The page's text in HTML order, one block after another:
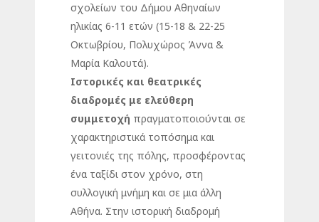
σχολείων του Δήμου Αθηναίων
ηλικίας 6-11 ετών (15-18 & 22-25
Οκτωβρίου, Πολυχώρος Άννα &
Μαρία Καλουτά).
Ιστορικές και θεατρικές
διαδρομές με ελεύθερη
συμμετοχή πραγματοποιούνται σε
χαρακτηριστικά τοπόσημα και
γειτονιές της πόλης, προσφέροντας
ένα ταξίδι στον χρόνο, στη
συλλογική μνήμη και σε μια άλλη
Αθήνα. Στην ιστορική διαδρομή